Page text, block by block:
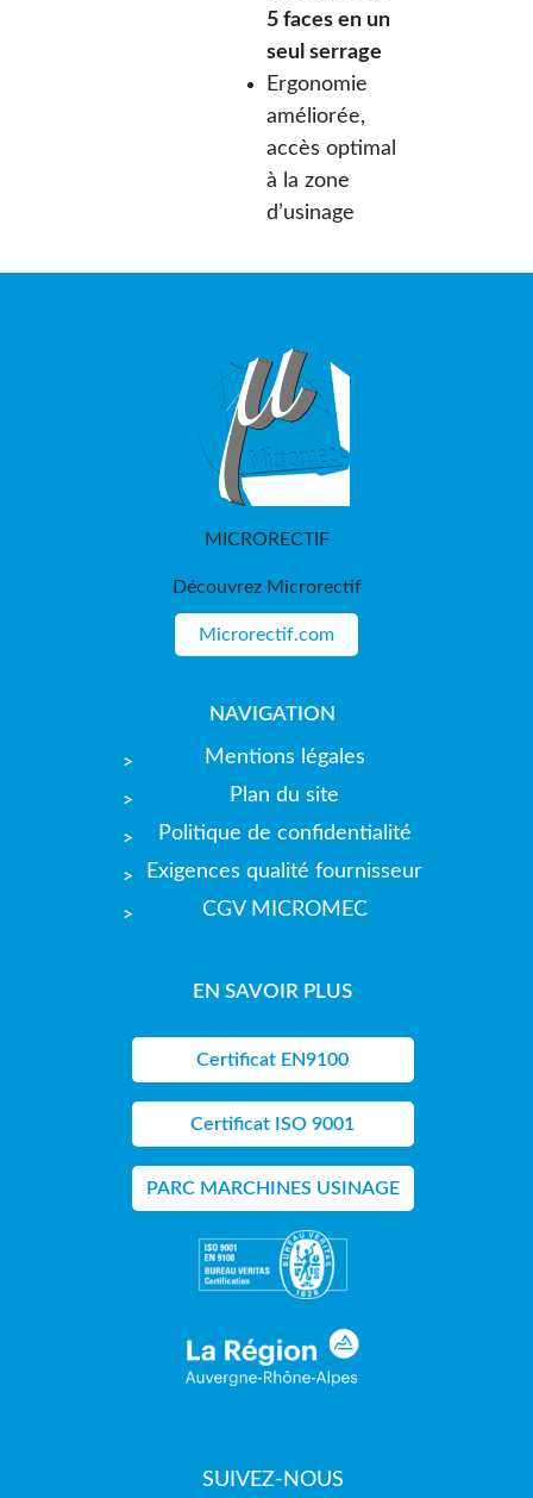
5 faces en un
seul serrage
Ergonomie
améliorée,
accès optimal
à la zone
d’usinage
MICRORECTIF
Découvrez Microrectif
Microrectif.com
NAVIGATION
Mentions légales
Plan du site
Politique de confidentialité
Exigences qualité fournisseur
CGV MICROMEC
EN SAVOIR PLUS
Certificat EN9100
Certificat ISO 9001
PARC MARCHINES USINAGE
SUIVEZ-NOUS